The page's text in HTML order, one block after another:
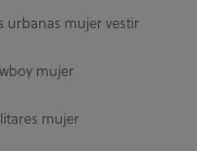
urbanas mujer vestir
mujer
mujer